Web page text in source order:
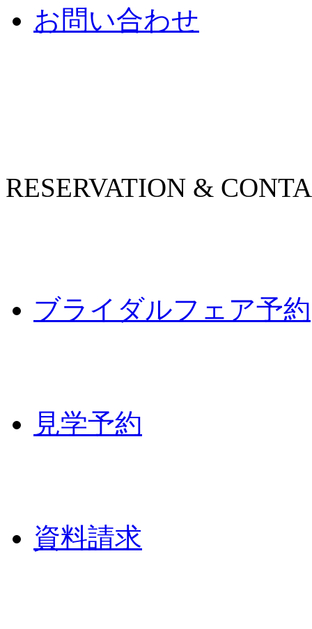
お問い合わせ
RESERVATION &
ブライダルフェア予約
見学予約
資料請求